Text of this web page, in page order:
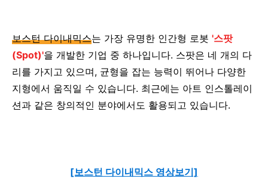
보스턴 다이내믹스는 가장 유명한 인간형 로봇 '스팟
(Spot)'을 개발한 기업 중 하나입니다. 스팟은 네 개의 다
리를 가지고 있으며, 균형을 잡는 능력이 뛰어나 다양한
지형에서 움직일 수 있습니다. 최근에는 아트 인스톨레이
션과 같은 창의적인 분야에서도 활용되고 있습니다.
[보스턴 다이내믹스 영상보기]